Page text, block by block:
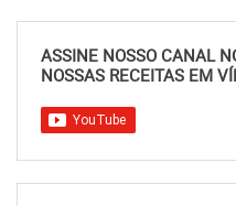
ASSINE NOSSO CANAL
NOSSAS RECEITAS EM